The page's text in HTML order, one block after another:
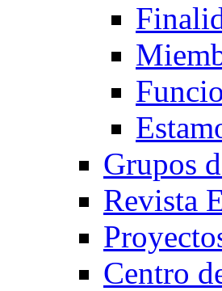
Grupos
Revista
Centro